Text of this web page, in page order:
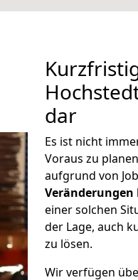
dar
Es ist nicht
Voraus zu
aufgrund von
einer solchen
der Lage, auch
zu lösen.
Wir verfügen